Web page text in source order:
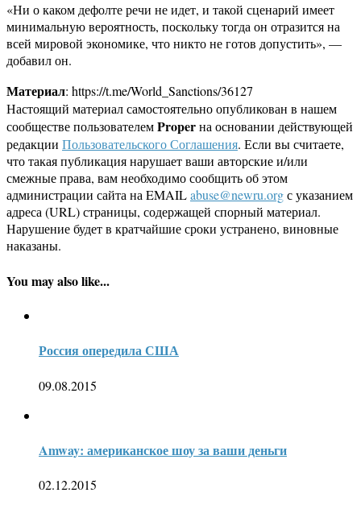
«Ни о каком дефолте речи не идет, и такой сценарий имеет
минимальную вероятность, поскольку тогда он отразится на
всей мировой экономике, что никто не готов допустить», —
добавил он.
Материал: https://t.me/World_Sanctions/36127
Настоящий материал самостоятельно опубликован в нашем
сообществе пользователемProperна основании действующей
редакции Пользовательского Соглашения. Если вы считаете,
что такая публикация нарушает ваши авторские и/или
смежные права, вам необходимо сообщить об этом
администрации сайта на EMAILabuse@newru.orgс указанием
адреса (URL) страницы, содержащей спорный материал.
Нарушение будет в кратчайшие сроки устранено, виновные
наказаны.
You may also like...
Россия опередила США
09.08.2015
Amway: американское шоу за ваши деньги
02.12.2015